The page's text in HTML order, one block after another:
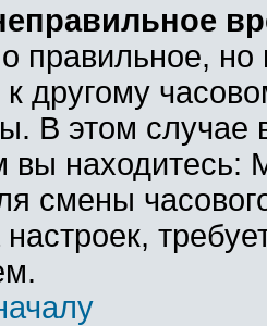
правильное,
другому
В этом
вы
смены